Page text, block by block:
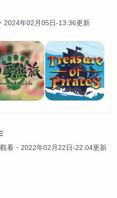
2024年02月05日-13:36更新
看
2022年02月22日-22:04更新